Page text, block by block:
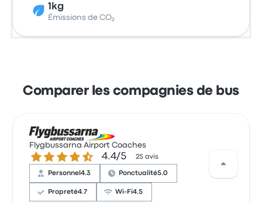
1kg
Émissions de CO₂
Comparer les compagnies de bus
Flygbussarna Airport Coaches
4.4 sur 5 étoiles 4.4/5 25 avis
Personnel4.3 Ponctualité5.0
Propreté4.7 Wi-Fi4.5